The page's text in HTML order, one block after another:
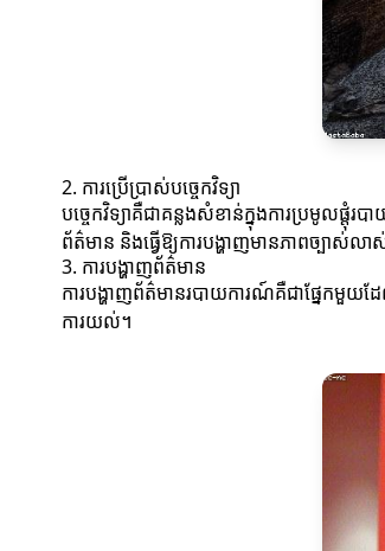
2. ការប្រើប្រាស់បច្ចេកវិទ្យា
បច្ចេកវិទ្យាគឺជាគន្លងសំខាន់ក្នុងការប្រមូលផ្តុំ
ព័ត៌មាន និងធ្វើឱ្យការបង្ហាញមានភាពច្បាស់លា
3. ការបង្ហាញព័ត៌មាន
ការបង្ហាញព័ត៌មានរបាយការណ៍គឺជាផ្នែកមួយ
ការយល់។